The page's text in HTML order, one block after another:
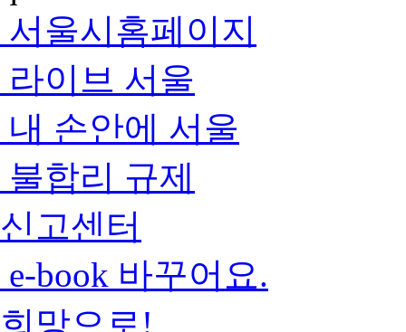
서울시홈페이지
라이브 서울
내 손안에 서울
불합리 규제
신고센터
e-book 바꾸어요.
희망으로!